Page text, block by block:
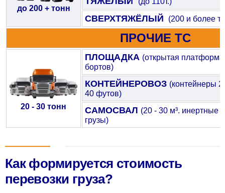
до 200 + тонн
СВЕРХТЯЖЁЛЫЙ (200 и более т.)
ПРОЧИЕ ТС
20 - 30 тонн
ПЛОЩАДКА (открытая платформа
бортов)
КОНТЕЙНЕРОВОЗ (контейнеры
40 футов)
САМОСВАЛ (20 - 30 м³. инертные
грузы)
Как формируется стоимость
перевозки груза?